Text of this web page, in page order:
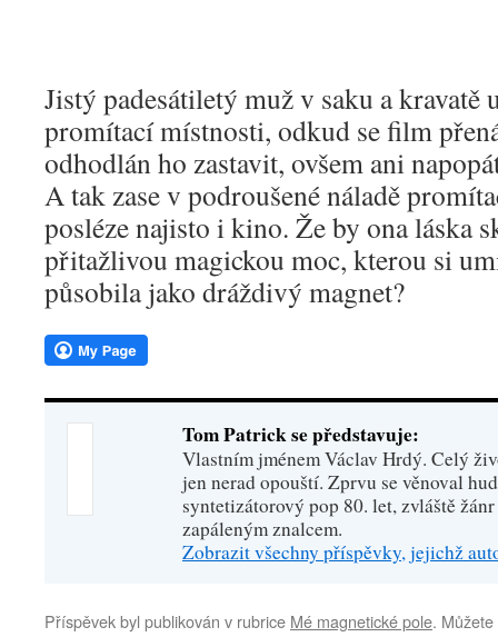
Jistý padesátiletý muž v saku a kravatě
promítací místnosti, odkud se film
odhodlán ho zastavit, ovšem ani
A tak zase v podroušené náladě
posléze najisto i kino. Že by ona láska
přitažlivou magickou moc, kterou si
působila jako dráždivý magnet?
Tom Patrick se představuje:
Vlastním jménem Václav Hrdý. Celý
jen nerad opouští. Zprvu se věnoval
syntetizátorový pop 80. let, zvláště
zapáleným znalcem.
Zobrazit všechny příspěvky, jejichž
Příspěvek byl publikován v rubrice Mé magnetické pole.